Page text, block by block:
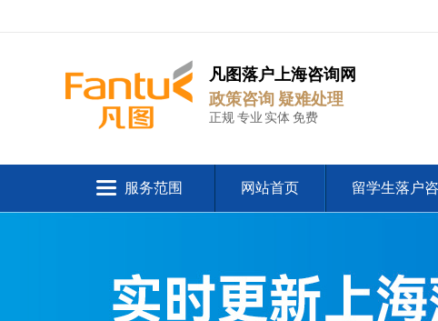
凡图落户上海咨询网
政策咨询 疑难处理
正规 专业 实体 免费
服务范围 网站首页 留学生落户